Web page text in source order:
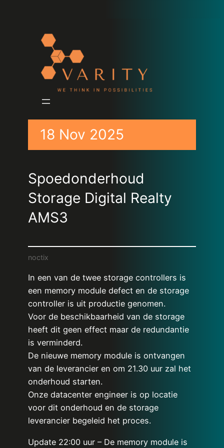
18 Nov 2025
Spoedonderhoud
Storage Digital Realty
AMS3
noctix
In een van de twee storage controllers is
een memory module defect en de storage
controller is uit productie genomen.
Voor de beschikbaarheid van de storage
heeft dit geen effect maar de redundantie
is verminderd.
De nieuwe memory module is ontvangen
van de leverancier en om 21.30 uur zal het
onderhoud starten.
Onze datacenter engineer is op locatie
voor dit onderhoud en de storage
leverancier begeleid het proces.
Update 22:00 uur – De memory module is